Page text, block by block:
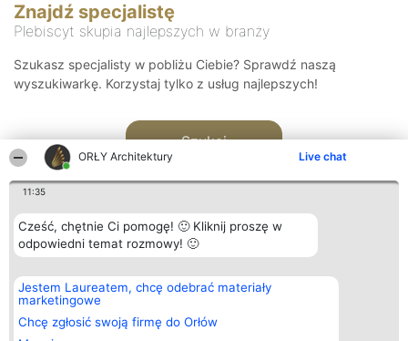
ORŁY Architektury Live chat
11:35
Cześć, chętnie Ci pomogę! 🙂 Kliknij proszę w
odpowiedni temat rozmowy! 🙂
Jestem Laureatem, chcę odebrać materiały
marketingowe
Chcę zgłosić swoją firmę do Orłów
Znajdź specjalistę
Plebiscyt skupia najlepszych w branży
Szukasz specjalisty w pobliżu Ciebie? Sprawdź naszą
wyszukiwarkę. Korzystaj tylko z usług najlepszych!
Szukaj
Organizator plebiscytu
Bright Side Solutions sp. z o.
o. sp. k.
ul. Ruska 22
Wrocław 50-079
Plebiscyt
Laureaci
wszystkich
Laureatów
Kontakt
Kontakt